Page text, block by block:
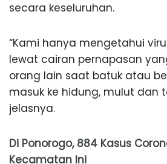
secara keseluruhan.
“Kami hanya mengetahui
lewat cairan pernapasan
orang lain saat batuk atau
masuk ke hidung, mulut dan
jelasnya.
Di Ponorogo, 884 Kasus
Kecamatan Ini